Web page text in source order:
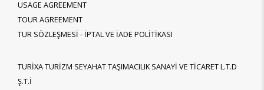
USAGE AGREEMENT
TOUR AGREEMENT
TUR SÖZLEŞMESİ - İPTAL VE İADE POLİTİKASI
TURİXA TURİZM SEYAHAT TAŞIMACILIK SANAYİ VE TİCARET L.T.D
Ş.T.İ